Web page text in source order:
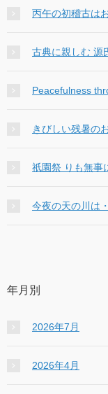
丙午の初稽古は
古典に親しむ 源
Peacefulness
きびしい残暑の
祇園祭 りも無事
今夜の天の川は
年月別
2026年7月
2026年4月